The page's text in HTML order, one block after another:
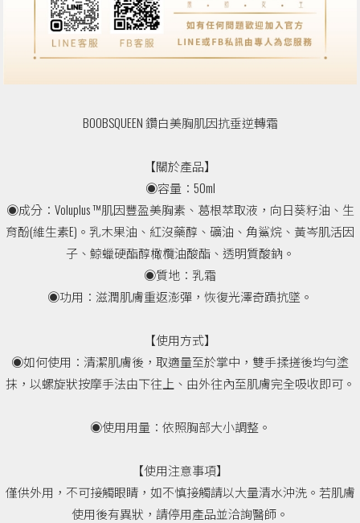
BOOBSQUEEN 鑽白美胸肌因抗垂逆轉霜
【關於產品】
◉容量：50ml
◉成分：Voluplus ™肌因豐盈美胸素、葛根萃取液，向日葵籽油、生
育酚(維生素E)。乳木果油、紅沒藥醇、礦油、角鯊烷、黃岑肌活因
子、鯨蠟硬酯醇橄欖油酸酯、透明質酸鈉。
◉質地：乳霜
◉功用：滋潤肌膚重返澎彈，恢復光澤奇蹟抗墜。
【使用方式】
◉如何使用：清潔肌膚後，取適量至於掌中，雙手揉搓後均勻塗
抹，以螺旋狀按摩手法由下往上、由外往內至肌膚完全吸收即可。
◉使用用量：依照胸部大小調整。
【使用注意事項】
僅供外用，不可接觸眼睛，如不慎接觸請以大量清水沖洗。若肌膚
使用後有異狀，請停用產品並洽詢醫師。